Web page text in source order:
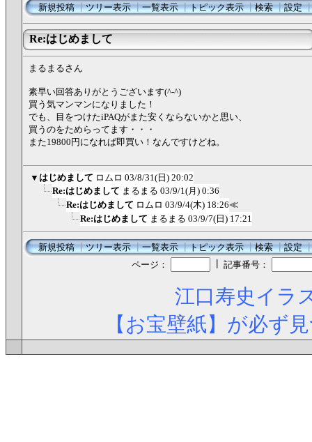
新規投稿┃ツリー表示┃一覧表示┃トピック表示┃検索┃設定
Re:はじめまして
まるまるさん
素早い回答ありがとうございます(^-^)
買う気マンマンになりました！
でも、目をつけたiPAQがまた安くならないかと思い、
買うのをためらってます・・・
また19800円になれば即買い！なんですけどね。
▼ はじめまして ロムロ 03/8/31(日) 20:02
Re:はじめまして まるまる 03/9/1(月) 0:36
Re:はじめまして ロムロ 03/9/4(木) 18:26≪
Re:はじめまして まるまる 03/9/7(日) 17:21
新規投稿┃ツリー表示┃一覧表示┃トピック表示┃検索┃設定
ページ：
記事番号：
江口寿史イラ
【お宝壁紙】が必ず